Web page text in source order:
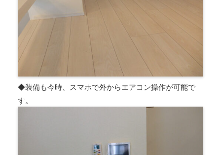
◆装備も今時、スマホで外からエアコン操作が可能で
す。